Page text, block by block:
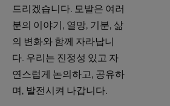
드리겠습니다. 모발은 여러
분의 이야기, 열망, 기분, 삶
의 변화와 함께 자라납니
다. 우리는 진정성 있고 자
연스럽게 논의하고, 공유하
며, 발전시켜 나갑니다.